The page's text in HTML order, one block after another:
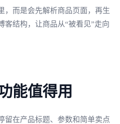
，而是会先解析商品页面，再生
客结构，让商品从“被看见”走向
能值得用
留在产品标题、参数和简单卖点